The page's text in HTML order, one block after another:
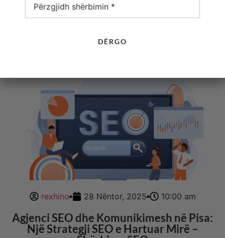
mjaftueshme Nëse nuk është e dukshme është si të
rexhino 28 Nëntor, 2025 10:00 am
Agjenci SEO dhe Komunikimesh në Pisa:
Një Strategji SEO e Hartuar Mirë –
DËRGO